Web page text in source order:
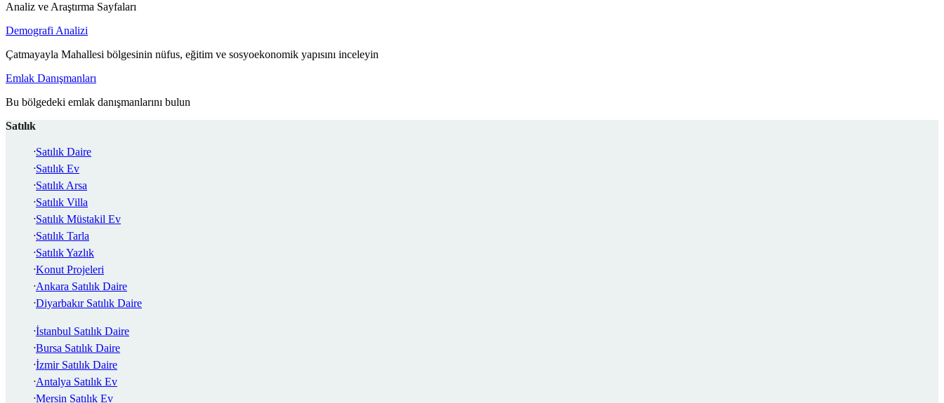
Analiz ve Araştırma Sayfaları
Demografi Analizi
Çatmayayla Mahallesi bölgesinin nüfus, eğitim ve sosyoekonomik yapısını inceleyin
Emlak Danışmanları
Bu bölgedeki emlak danışmanlarını bulun
Satılık
Satılık Daire
Satılık Ev
Satılık Arsa
Satılık Villa
Satılık Müstakil Ev
Satılık Tarla
Satılık Yazlık
Konut Projeleri
Ankara Satılık Daire
Diyarbakır Satılık Daire
İstanbul Satılık Daire
Bursa Satılık Daire
İzmir Satılık Daire
Antalya Satılık Ev
Mersin Satılık Ev